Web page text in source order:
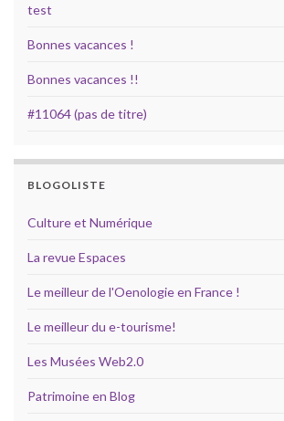
test
Bonnes vacances !
Bonnes vacances !!
#11064 (pas de titre)
BLOGOLISTE
Culture et Numérique
La revue Espaces
Le meilleur de l'Oenologie en France !
Le meilleur du e-tourisme!
Les Musées Web2.0
Patrimoine en Blog